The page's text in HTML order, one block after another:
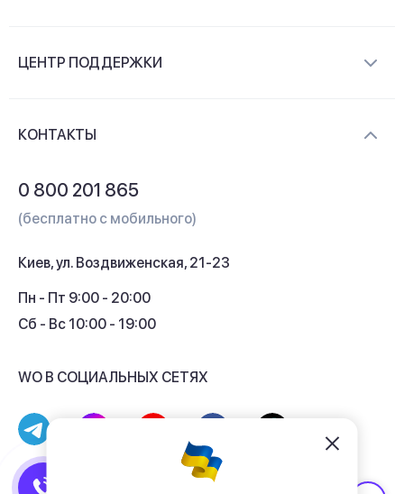
Контакты
ЦЕНТР ПОДДЕРЖКИ
Кэшбек
КОНТАКТЫ
0 800 201 865
(бесплатно с мобильного)
Киев, ул. Воздвиженская, 21-23
Пн - Пт 9:00 - 20:00
Сб - Вс 10:00 - 19:00
WO В СОЦИАЛЬНЫХ СЕТЯХ